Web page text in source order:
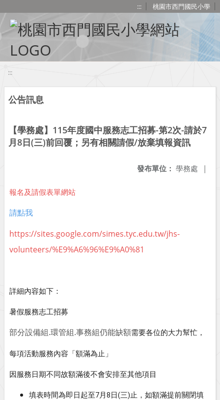
::: 桃園市西門國民小學
:::
公告訊息
【學務處】115年度國中服務志工招募-第2次-請於7
月8日(三)前回覆；另有相關請假/放棄填報資訊
發布單位： 學務處 |
報名及請假表單網站
請點我
https://sites.google.com/simes.tyc.edu.tw/jhs-
volunteers/%E9%A6%96%E9%A0%81
詳細內容如下：
暑假服務志工招募
部分設備組 .環管組 .事務組仍能缺額需要各位的大力幫忙，
每項活動服務內容「額滿為止」
因服務日期不同故額滿後不會安排至其他項目
填表時間為即日起至7月 8 日(三) 止，如額滿提前關閉填